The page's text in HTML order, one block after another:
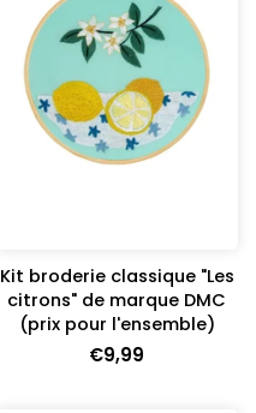
Kit broderie classique "Les
citrons" de marque DMC
(prix pour l'ensemble)
€9,99